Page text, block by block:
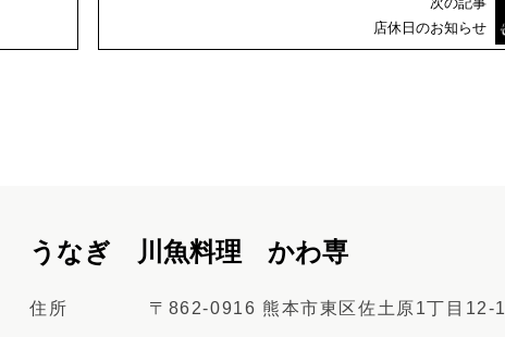
店休日のお知らせ
うなぎ 川魚料理 かわ専
住所 〒862-0916 熊本市東区佐土原1丁目12-1